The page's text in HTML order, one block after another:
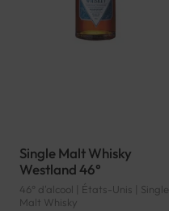
Single Malt Whisky
Westland 46°
46° d'alcool | États-Unis | Single
Malt Whisky